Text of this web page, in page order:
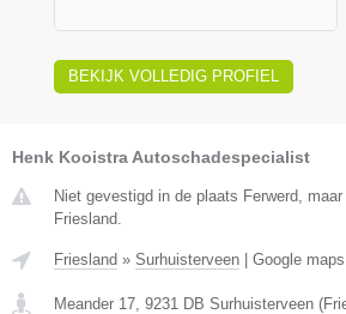
BEKIJK VOLLEDIG PROFIEL
Henk Kooistra Autoschadespecialist
Niet gevestigd in de plaats Ferwerd,
Friesland.
Friesland » Surhuisterveen | Google maps
Meander 17 9231 DB Surhuisterveen (